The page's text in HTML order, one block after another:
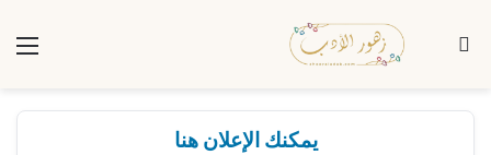
بحث عن
يمكنك الإعلان هنا